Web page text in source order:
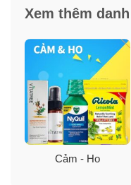
Xem thêm
Cảm - Ho